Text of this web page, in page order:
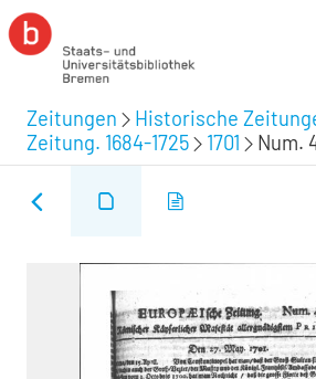
Zeitungen Historische
Zeitung. 1684-1725
1701 Num.